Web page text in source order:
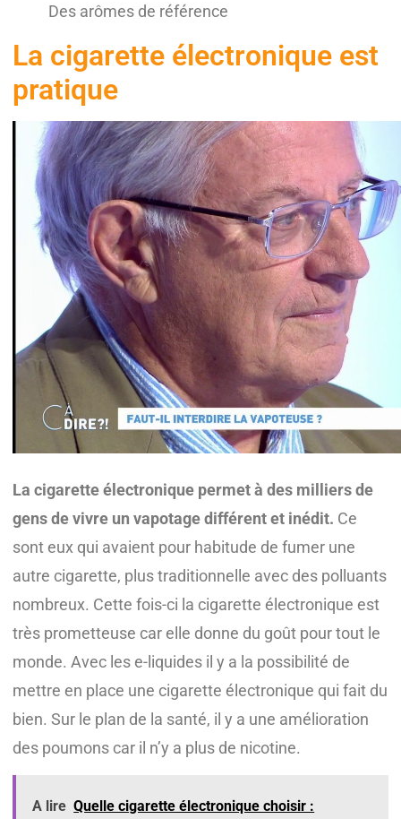
Des arômes de référence
La cigarette électronique est
pratique
La cigarette électronique permet à des milliers de
gens de vivre un vapotage différent et inédit. Ce
sont eux qui avaient pour habitude de fumer une
autre cigarette, plus traditionnelle avec des polluants
nombreux. Cette fois-ci la cigarette électronique est
très prometteuse car elle donne du goût pour tout le
monde. Avec les e-liquides il y a la possibilité de
mettre en place une cigarette électronique qui fait du
bien. Sur le plan de la santé, il y a une amélioration
des poumons car il n’y a plus de nicotine.
A lire Quelle cigarette électronique choisir :